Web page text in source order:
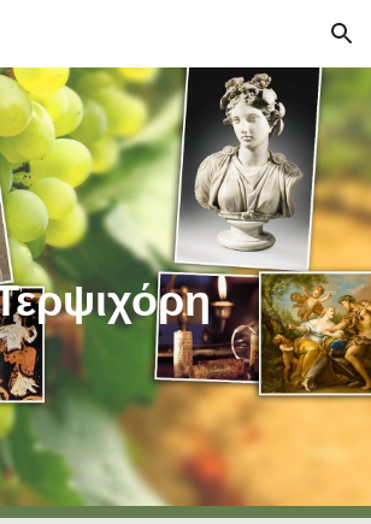
Skip to navigation